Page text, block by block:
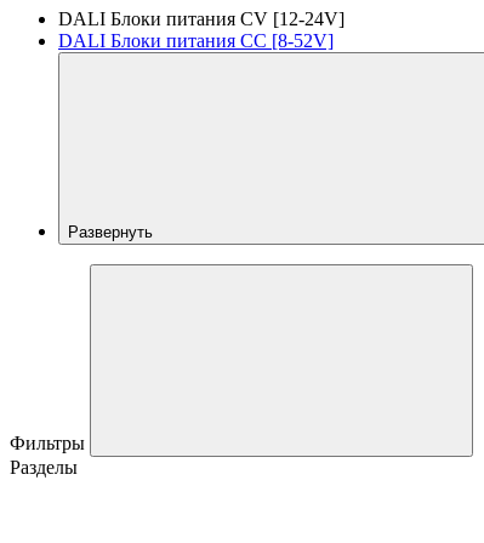
DALI Блоки питания CV [12-24V]
DALI Блоки питания CC [8-52V]
Развернуть
Фильтры
Разделы